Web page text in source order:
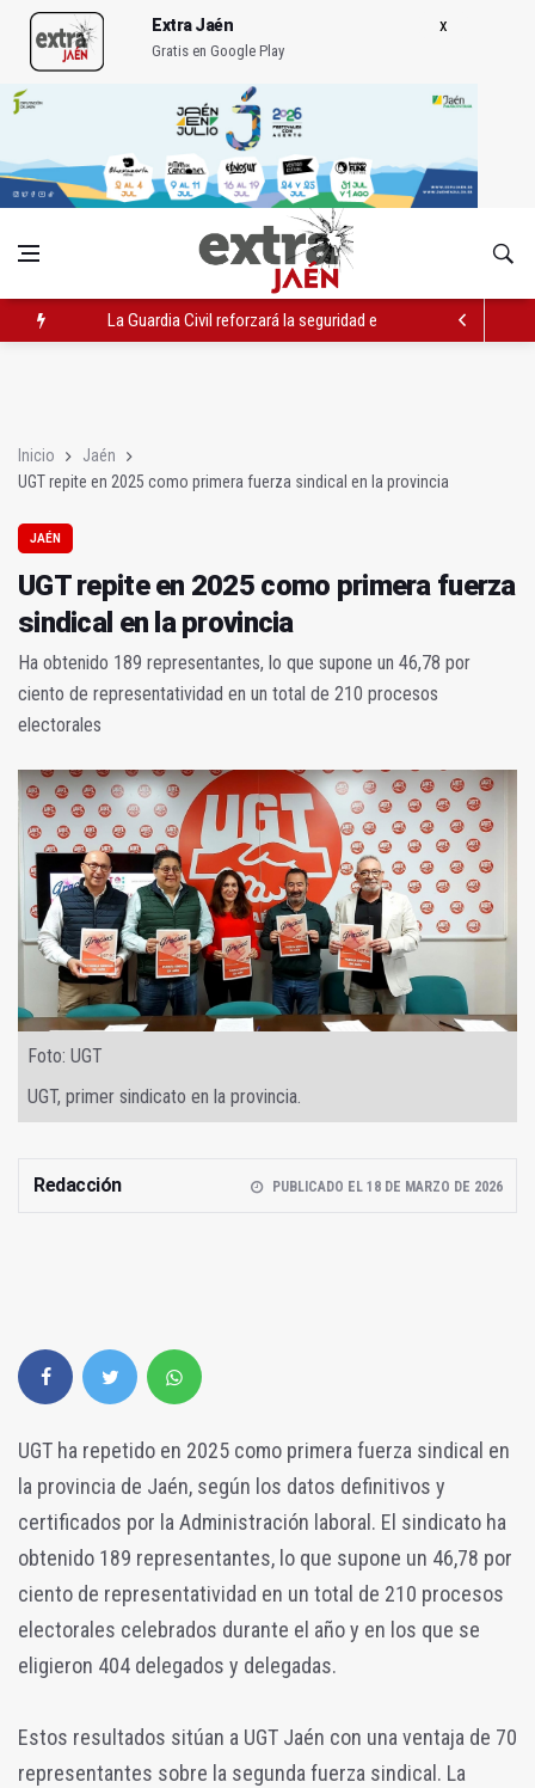
Extra Jaén
Gratis en Google Play
La Guardia Civil reforzará la seguridad el 12 de agosto por el
Inicio
Jaén
UGT repite en 2025 como primera fuerza sindical en la provincia
JAÉN
UGT repite en 2025 como primera fuerza
sindical en la provincia
Ha obtenido 189 representantes, lo que supone un 46,78 por
ciento de representatividad en un total de 210 procesos
electorales
Foto: UGT
UGT, primer sindicato en la provincia.
Redacción PUBLICADO EL 18 DE MARZO DE 2026
UGT ha repetido en 2025 como primera fuerza sindical en
la provincia de Jaén, según los datos definitivos y
certificados por la Administración laboral. El sindicato ha
obtenido 189 representantes, lo que supone un 46,78 por
ciento de representatividad en un total de 210 procesos
electorales celebrados durante el año y en los que se
eligieron 404 delegados y delegadas.
Estos resultados sitúan a UGT Jaén con una ventaja de 70
representantes sobre la segunda fuerza sindical. La